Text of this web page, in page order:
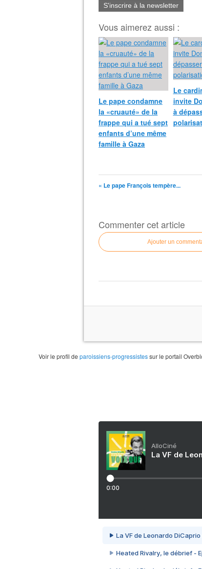
S'inscrire à la newsletter
Vous aimerez aussi :
Le pape condamne
la «cruauté» de la
frappe qui a tué sept
enfants d’une même
famille à Gaza
Le
invite
à
« Le pape François tempère...
Commenter cet article
Ajouter un
Voir le profil de paroissiens-progressistessur le portail
AlloCiné
La VF de
0:00
La VF de Leonardo
Heated Rivalry, le débrief -